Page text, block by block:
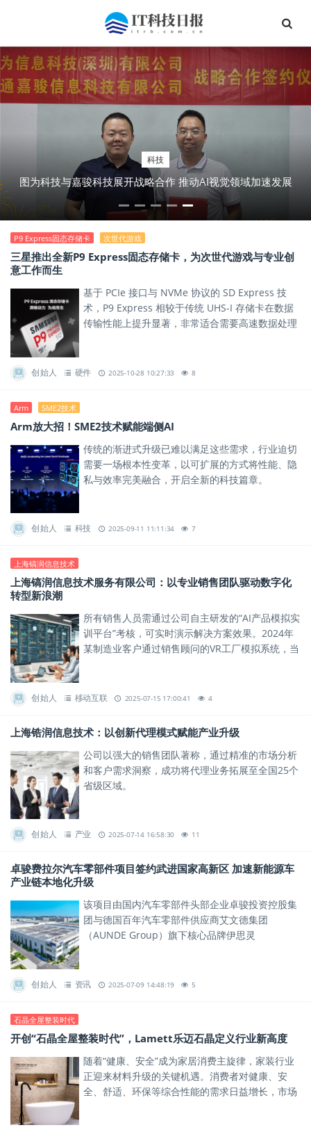
科技
图为科技与嘉骏科技展开战略合作 推动AI视觉领域加速发展
P9 Express固态存储卡 次世代游戏
三星推出全新P9 Express固态存储卡，为次世代游戏与专业创
意工作而生
基于 PCIe 接口与 NVMe 协议的 SD Express 技
术，P9 Express 相较于传统 UHS-I 存储卡在数据
传输性能上提升显著，非常适合需要高速数据处理
创始人 硬件 2025-10-28 10:27:33 8
Arm SME2技术
Arm放大招！SME2技术赋能端侧AI
传统的渐进式升级已难以满足这些需求，行业迫切
需要一场根本性变革，以可扩展的方式将性能、隐
私与效率完美融合，开启全新的科技篇章。
创始人 科技 2025-09-11 11:11:34 7
上海镐润信息技术
上海镐润信息技术服务有限公司：以专业销售团队驱动数字化
转型新浪潮
所有销售人员需通过公司自主研发的“AI产品模拟实
训平台”考核，可实时演示解决方案效果。2024年
某制造业客户通过销售顾问的VR工厂模拟系统，当
创始人 移动互联 2025-07-15 17:00:41 4
上海锆润信息技术：以创新代理模式赋能产业升级
公司以强大的销售团队著称，通过精准的市场分析
和客户需求洞察，成功将代理业务拓展至全国25个
省级区域。
创始人 产业 2025-07-14 16:58:30 11
卓骏费拉尔汽车零部件项目签约武进国家高新区 加速新能源车
产业链本地化升级
该项目由国内汽车零部件头部企业卓骏投资控股集
团与德国百年汽车零部件供应商艾文德集团
（AUNDE Group）旗下核心品牌伊思灵
创始人 资讯 2025-07-09 14:48:19 5
石晶全屋整装时代
开创“石晶全屋整装时代”，Lamett乐迈石晶定义行业新高度
随着“健康、安全”成为家居消费主旋律，家装行业
正迎来材料升级的关键机遇。消费者对健康、安
全、舒适、环保等综合性能的需求日益增长，市场